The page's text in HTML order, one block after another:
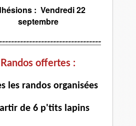
: Vendredi 22
septembre
Randos offertes :
les randos organisées
de 6 p'tits lapins